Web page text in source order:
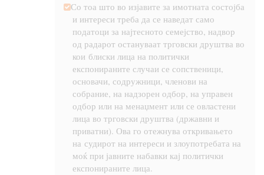
Со тоа што во изјавите за имотната состојба
и интереси треба да се наведат само
податоци за најтесното семејство, надвор
од радарот остануваат трговски друштва во
кои блиски лица на политички
експонираните случаи се сопственици,
основачи, содружници, членови на
собрание, на надзорен одбор, на управен
одбор или на менаџмент или се овластени
лица во трговски друштва (државни и
приватни). Ова го отежнува откривањето
на судирот на интереси и злоупотребата на
моќ при јавните набавки кај политички
експонираните лица.